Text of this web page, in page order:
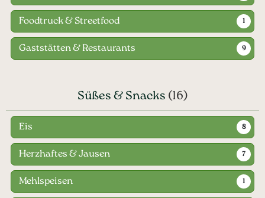
Foodtruck & Streetfood 1
Gaststätten & Restaurants 9
Süßes & Snacks (16)
Eis 8
Herzhaftes & Jausen 7
Mehlspeisen 1